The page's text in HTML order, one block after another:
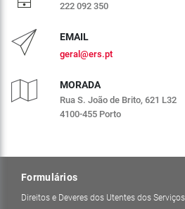
222 092 350
EMAIL
geral@ers.pt
MORADA
Rua S. João de Brito, 621 L32
4100-455 Porto
Formulários
Direitos e Deveres dos Utentes dos